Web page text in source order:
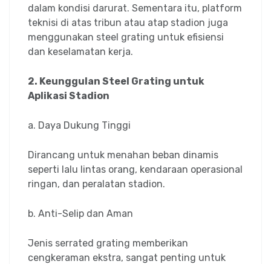
dalam kondisi darurat. Sementara itu, platform
teknisi di atas tribun atau atap stadion juga
menggunakan steel grating untuk efisiensi
dan keselamatan kerja.
2. Keunggulan Steel Grating untuk
Aplikasi Stadion
a. Daya Dukung Tinggi
Dirancang untuk menahan beban dinamis
seperti lalu lintas orang, kendaraan operasional
ringan, dan peralatan stadion.
b. Anti-Selip dan Aman
Jenis serrated grating memberikan
cengkeraman ekstra, sangat penting untuk